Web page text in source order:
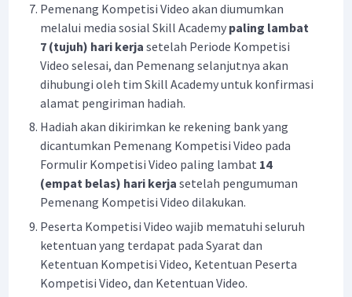
Pemenang Kompetisi Video akan diumumkan
melalui media sosial Skill Academy paling lambat
7 (tujuh) hari kerjasetelah Periode Kompetisi
Video selesai, dan Pemenang selanjutnya akan
dihubungi oleh tim Skill Academy untuk konfirmasi
alamat pengiriman hadiah.
Hadiah akan dikirimkan ke rekening bank yang
dicantumkan Pemenang Kompetisi Video pada
Formulir Kompetisi Video paling lambat 14
(empat belas) hari kerja setelah pengumuman
Pemenang Kompetisi Video dilakukan.
Peserta Kompetisi Video wajib mematuhi seluruh
ketentuan yang terdapat pada Syarat dan
Ketentuan Kompetisi Video, Ketentuan Peserta
Kompetisi Video, dan Ketentuan Video.